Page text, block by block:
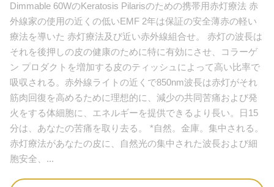
Dimmable 60WのKeratosis Pilarisのための携帯用赤灯療法 赤
外線家の使用の近くの低いEMF 2年は保証の安全薄赤の軽い
療法を導いた 赤灯療法及び近い赤外線組合せ。 赤灯の波長は
それを後押しの皮の健康のために特に有効にさせ、コラーゲ
ン プロダクトを増加する皮のティッシュによって高い比率で
吸収される。赤外線ライトの近くで850nm波長は赤灯がそれ
筋肉回復を高めるために理想的に、減少の共同苦痛および発
火をする体細胞に、エネルギーを提供できるより長い。日15
分は、あなたの苦痛を取り去る。 *自然。金庫。集中される。
赤灯療法があなたの皮に、自然光の集中された波長および細
胞安全、...